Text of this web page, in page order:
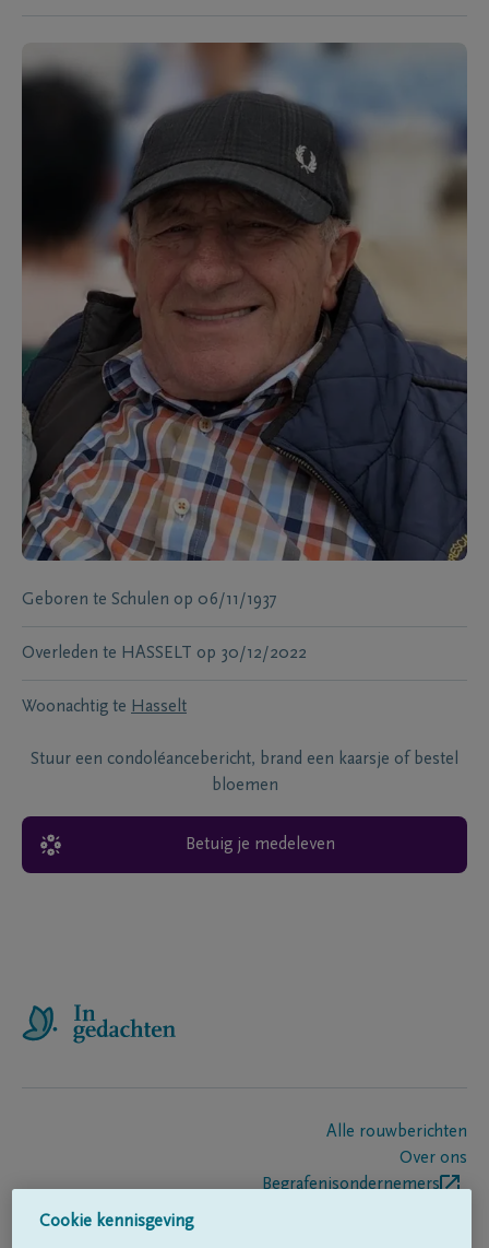
Geboren te Schulen op 06/11/1937
Overleden te HASSELT op 30/12/2022
Woonachtig te Hasselt
Stuur een condoléancebericht, brand een kaarsje of bestel
bloemen
Betuig je medeleven
Alle rouwberichten
Over ons
Begrafenisondernemers
Cookie kennisgeving